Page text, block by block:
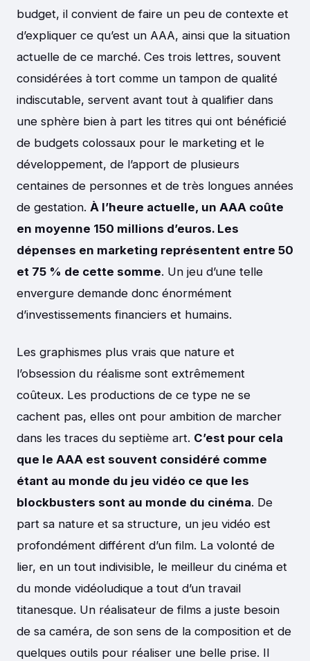
budget, il convient de faire un peu de contexte et
d’expliquer ce qu’est un AAA, ainsi que la situation
actuelle de ce marché. Ces trois lettres, souvent
considérées à tort comme un tampon de qualité
indiscutable, servent avant tout à qualifier dans
une sphère bien à part les titres qui ont bénéficié
de budgets colossaux pour le marketing et le
développement, de l’apport de plusieurs
centaines de personnes et de très longues années
de gestation. À l’heure actuelle, un AAA coûte
en moyenne 150 millions d’euros. Les
dépenses en marketing représentent entre 50
et 75 % de cette somme. Un jeu d’une telle
envergure demande donc énormément
d’investissements financiers et humains.
Les graphismes plus vrais que nature et
l’obsession du réalisme sont extrêmement
coûteux. Les productions de ce type ne se
cachent pas, elles ont pour ambition de marcher
dans les traces du septième art. C’est pour cela
que le AAA est souvent considéré comme
étant au monde du jeu vidéo ce que les
blockbusters sont au monde du cinéma. De
part sa nature et sa structure, un jeu vidéo est
profondément différent d’un film. La volonté de
lier, en un tout indivisible, le meilleur du cinéma et
du monde vidéoludique a tout d’un travail
titanesque. Un réalisateur de films a juste besoin
de sa caméra, de son sens de la composition et de
quelques outils pour réaliser une belle prise. Il